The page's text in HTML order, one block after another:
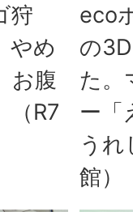
狩
やめ
お腹
（R7
eco
の
た。
ー「
うれ
館）